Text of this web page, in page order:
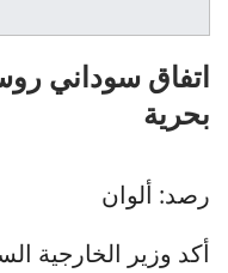
اتفاق سوداني
بحرية
رصد: ألوان
أكد وزير